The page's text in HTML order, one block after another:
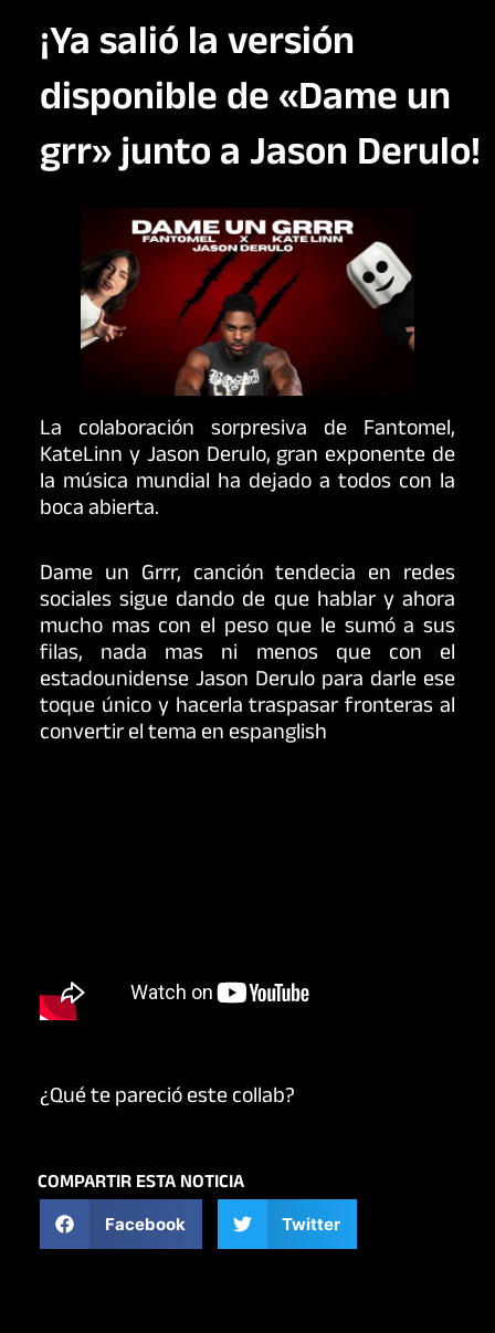
¡Ya salió la versión
disponible de «Dame un
grr» junto a Jason Derulo!
La colaboración sorpresiva de Fantomel,
KateLinn y Jason Derulo, gran exponente de
la música mundial ha dejado a todos con la
boca abierta.
Dame un Grrr, canción tendecia en redes
sociales sigue dando de que hablar y ahora
mucho mas con el peso que le sumó a sus
filas, nada mas ni menos que con el
estadounidense Jason Derulo para darle ese
toque único y hacerla traspasar fronteras al
convertir el tema en espanglish
¿Qué te pareció este collab?
COMPARTIR ESTA NOTICIA
Facebook Twitter